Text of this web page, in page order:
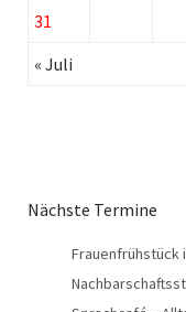
31
« Juli
Nächste Termine
Frauenfrühstück